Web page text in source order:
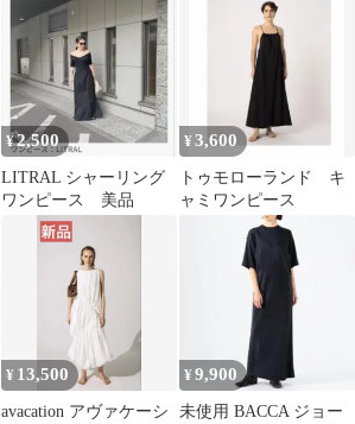
クワンピース
¥2,500
LITRAL シャーリング
ワンピース 美品
¥ 3,600
トゥモローランド キ
ャミワンピース
¥ 13,500
avacation アヴァケーシ
¥9,900
未使用 BACCA ジョー